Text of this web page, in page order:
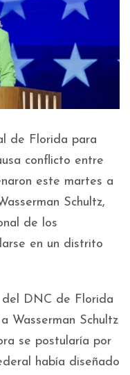
de Florida para
conflicto entre
este martes a
Schultz,
de los
en un distrito
DNC de Florida
Wasserman Schultz
se postularía por
había diseñado